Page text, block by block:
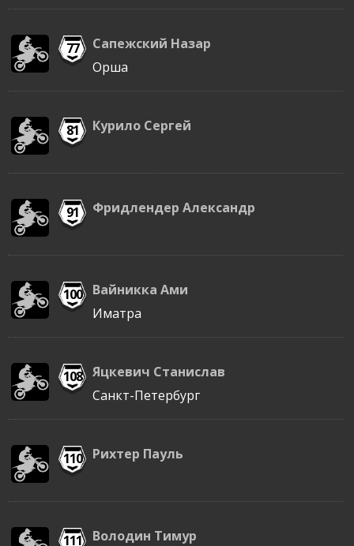
77
Сапежский Назар
Орша
81 Курило Сергей
91 Фридлендер Александр
100
Вайникка Ами
Иматра
108
Яцкевич Станислав
Санкт-Петербург
110 Рихтер Пауль
111 Володин Тимур